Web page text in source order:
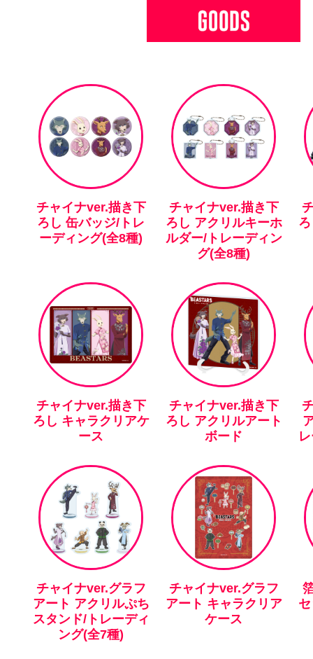
チャイナver.描き下
ろし 缶バッジ/トレ
ーディング(全8種)
チャイナver.描き下
ろし アクリルキーホ
ルダー/トレーディン
グ(全8種)
チャイナver.描き下
ろし キャラクリアケ
ース
チャイナver.描き下
ろし アクリルアート
ボード
チャイナver.グラフ
アート アクリルぷち
スタンド/トレーディ
ング(全7種)
チャイナver.グラフ
アート キャラクリア
ケース